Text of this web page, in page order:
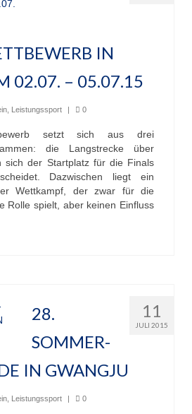
IN
02.07. – 05.07.15
Leistungssport | 0
setzt sich aus drei
die Langstrecke über
sich der Startplatz für die Finals
Dazwischen liegt ein
Wettkampf, der zwar für die
Rolle spielt, aber keinen Einfluss
11
JULI 2015
28.
SOMMER-
IN GWANGJU
Leistungssport | 0